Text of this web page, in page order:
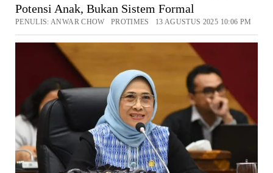
Potensi Anak, Bukan Sistem Formal
PENULIS: ANWAR CHOW PROTIMES 13 AGUSTUS 2025 10:06 PM